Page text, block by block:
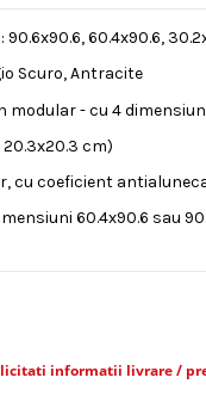
60.4x90.6,
Scuro, Antracite
modular - cu 4
20.3x20.3 cm)
cu coeficient
60.4x90.6 sau
informatii livrare /